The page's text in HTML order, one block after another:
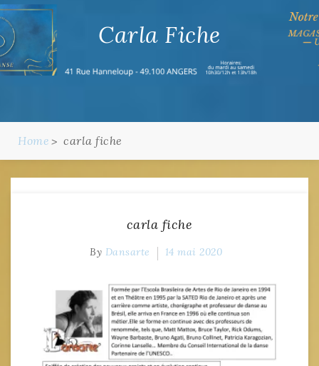
Carla Fiche
Home carla fiche
carla fiche
By Dansarte 14 mai 2020